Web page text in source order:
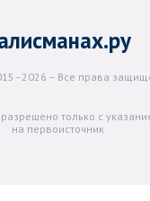
– Все права
только с
на первоисточник